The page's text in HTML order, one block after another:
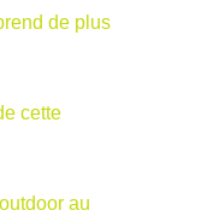
de plus
cette
au